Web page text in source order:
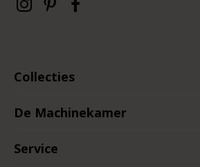
Collecties
De Machinekamer
Service